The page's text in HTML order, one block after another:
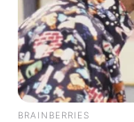
BRAINBERRIES